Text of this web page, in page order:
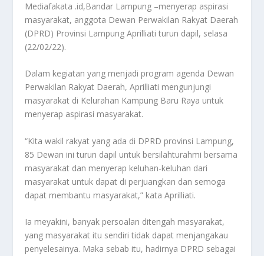
Mediafakata .id,Bandar Lampung –menyerap aspirasi
masyarakat, anggota Dewan Perwakilan Rakyat Daerah
(DPRD) Provinsi Lampung Aprilliati turun dapil, selasa
(22/02/22).
Dalam kegiatan yang menjadi program agenda Dewan
Perwakilan Rakyat Daerah, Aprilliati mengunjungi
masyarakat di Kelurahan Kampung Baru Raya untuk
menyerap aspirasi masyarakat.
“Kita wakil rakyat yang ada di DPRD provinsi Lampung,
85 Dewan ini turun dapil untuk bersilahturahmi bersama
masyarakat dan menyerap keluhan-keluhan dari
masyarakat untuk dapat di perjuangkan dan semoga
dapat membantu masyarakat,” kata Aprilliati.
Ia meyakini, banyak persoalan ditengah masyarakat,
yang masyarakat itu sendiri tidak dapat menjangakau
penyelesainya. Maka sebab itu, hadirnya DPRD sebagai